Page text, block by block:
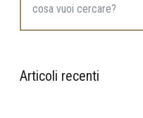
for:
Articoli recenti